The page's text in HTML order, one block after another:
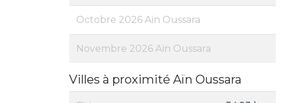
Octobre 2026 Aïn Oussara
Novembre 2026 Aïn Oussara
Villes à proximité Aïn Oussara